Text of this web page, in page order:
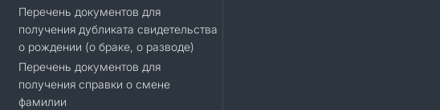
Перечень документов для
получения дубликата свидетельства
о рождении (о браке, о разводе)
Перечень документов для
получения справки о смене
фамилии